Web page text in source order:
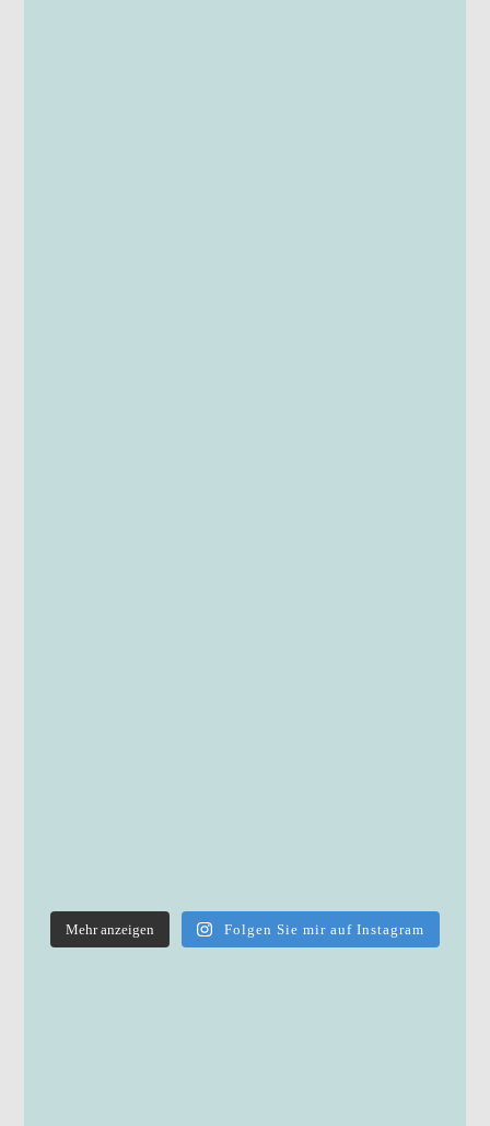
Mehr anzeigen Folgen Sie mir auf Instagram